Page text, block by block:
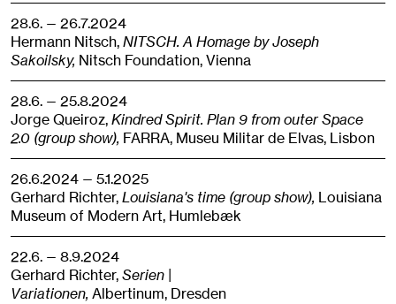
28.6. — 26.7.2024
Hermann Nitsch,NITSCH. A Homage by Joseph
Sakoilsky, Nitsch Foundation,Vienna
28.6. — 25.8.2024
Jorge Queiroz,Kindred Spirit. Plan 9 from outer Space
2.0 (group show), FARRA, Museu Militar de Elvas, Lisbon
26.6.2024 — 5.1.2025
Gerhard Richter,Louisiana's time (group show), Louisiana
Museum of Modern Art, Humlebæk
22.6. — 8.9.2024
Gerhard Richter,Serien |
Variationen, Albertinum, Dresden